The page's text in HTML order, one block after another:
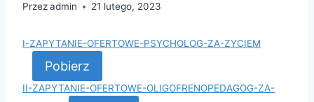
Przezadmin 21 lutego, 2023
I-ZAPYTANIE-OFERTOWE-PSYCHOLOG-ZA-ZYCIEM
Pobierz
II-ZAPYTANIE-OFERTOWE-OLIGOFRENOPEDAGOG-ZA-